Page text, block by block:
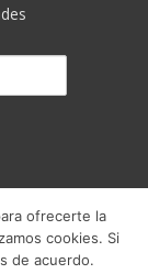
ofrecerte la
cookies. Si
de acuerdo.